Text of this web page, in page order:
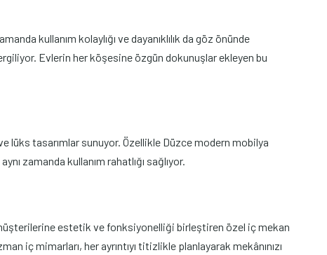
kullanım kolaylığı ve dayanıklılık da göz önünde
Evlerin her köşesine özgün dokunuşlar ekleyen bu
lüks tasarımlar sunuyor. Özellikle Düzce modern mobilya
zamanda kullanım rahatlığı sağlıyor.
estetik ve fonksiyonelliği birleştiren özel iç mekan
iç mimarları, her ayrıntıyı titizlikle planlayarak mekânınızı